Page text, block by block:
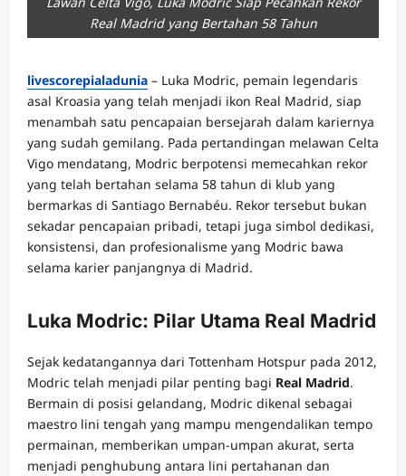
Real Madrid yang Bertahan 58 Tahun
livescorepialadunia – Luka Modric, pemain legendaris
asal Kroasia yang telah menjadi ikon Real Madrid, siap
menambah satu pencapaian bersejarah dalam kariernya
yang sudah gemilang. Pada pertandingan melawan Celta
Vigo mendatang, Modric berpotensi memecahkan rekor
yang telah bertahan selama 58 tahun di klub yang
bermarkas di Santiago Bernabéu. Rekor tersebut bukan
sekadar pencapaian pribadi, tetapi juga simbol dedikasi,
konsistensi, dan profesionalisme yang Modric bawa
selama karier panjangnya di Madrid.
Luka Modric: Pilar Utama Real Madrid
Sejak kedatangannya dari Tottenham Hotspur pada 2012,
Modric telah menjadi pilar penting bagi Real Madrid.
Bermain di posisi gelandang, Modric dikenal sebagai
maestro lini tengah yang mampu mengendalikan tempo
permainan, memberikan umpan-umpan akurat, serta
menjadi penghubung antara lini pertahanan dan